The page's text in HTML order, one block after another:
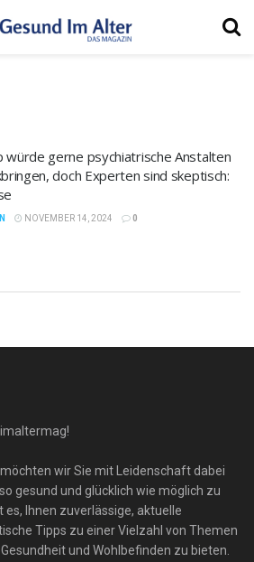
würde gerne psychiatrische Anstalten
doch Experten sind skeptisch:
NOVEMBER 14, 2024 0
wir Sie mit Leidenschaft dabei
gesund und glücklich wie möglich zu
es, Ihnen zuverlässige, aktuelle
Tipps zu einer Vielzahl von Themen
und Wohlbefinden zu bieten.